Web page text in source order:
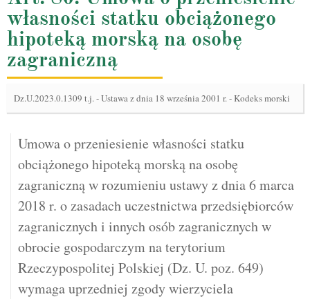
własności statku obciążonego
hipoteką morską na osobę
zagraniczną
Dz.U.2023.0.1309 t.j.-Ustawa z dnia 18 września 2001 r. - Kodeks morski
Umowa o przeniesienie własności statku
obciążonego hipoteką morską na osobę
zagraniczną w rozumieniu ustawy z dnia 6 marca
2018 r. o zasadach uczestnictwa przedsiębiorców
zagranicznych i innych osób zagranicznych w
obrocie gospodarczym na terytorium
Rzeczypospolitej Polskiej (Dz. U. poz. 649)
wymaga uprzedniej zgody wierzyciela